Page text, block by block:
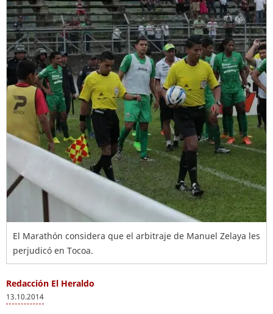
El Marathón considera que el arbitraje de Manuel Zelaya les
perjudicó en Tocoa.
Redacción El Heraldo
13.10.2014